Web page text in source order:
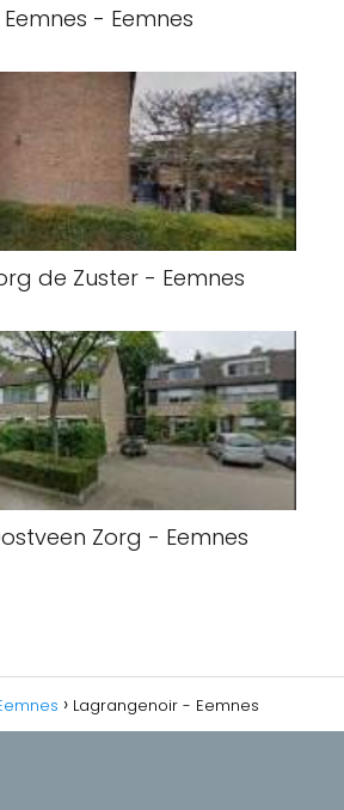
Eemnes - Eemnes
de Zuster - Eemnes
Zorg - Eemnes
Lagrangenoir - Eemnes